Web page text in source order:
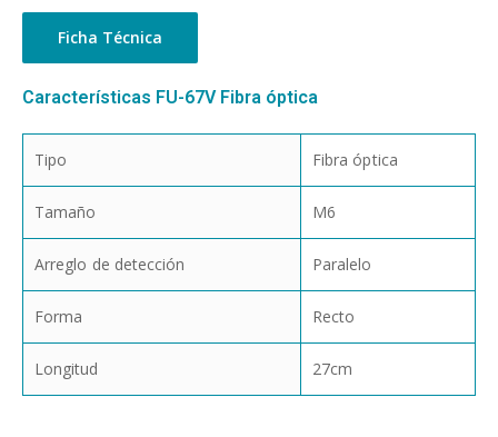
Ficha Técnica
Características FU-67V Fibra óptica
Tipo Fibra óptica
Tamaño M6
Arreglo de detección Paralelo
Forma Recto
Longitud 27cm